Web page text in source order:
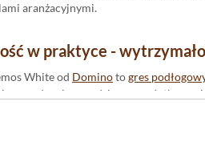
aranżacyjnymi.
w praktyce -
White od Dominotogres
sprawdza się w codziennym